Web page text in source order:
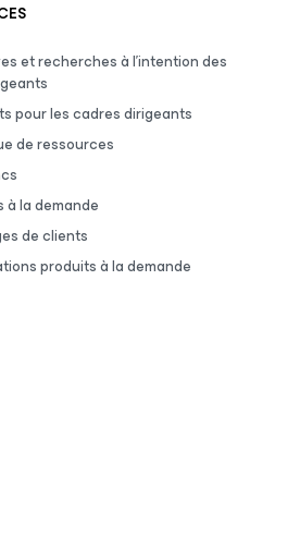
et recherches à l’intention des
pour les cadres dirigeants
de ressources
à la demande
de clients
produits à la demande